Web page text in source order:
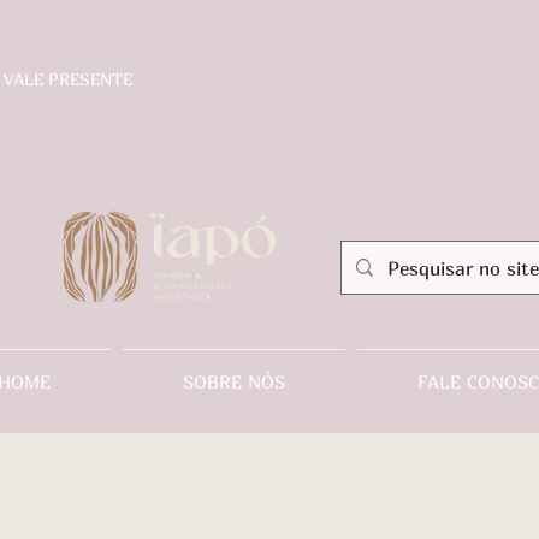
VALE PRESENTE
SOBRE NÓS FALE